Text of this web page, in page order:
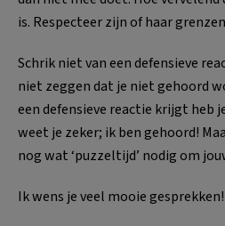
is. Respecteer zijn of haar
Schrik niet van een defensieve
niet zeggen dat je niet gehoord
een defensieve reactie krijgt heb
weet je zeker; ik ben gehoord!
nog wat ‘puzzeltijd’ nodig om
Ik wens je veel mooie gesprekken!